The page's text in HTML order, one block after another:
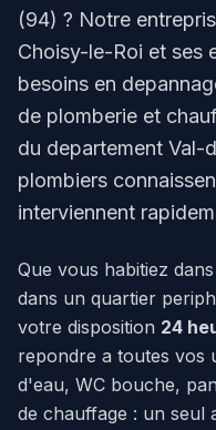
(94) ? Notre
Choisy-le-Roi et ses
besoins en
de plomberie et
du departement Val-
plombiers
interviennent
Que vous habitiez
dans un quartier
votre disposition 24
repondre a toutes vos
d'eau, WC bouche,
de chauffage : un seul